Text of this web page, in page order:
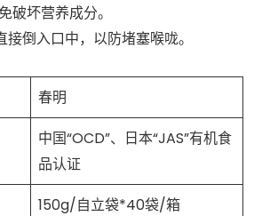
破坏营养成分。
倒入口中，以防堵塞喉咙。
春明
中国“OCD”、日本“JAS”有机食
品认证
150g/自立袋*40袋/箱